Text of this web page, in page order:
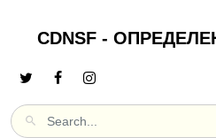
CDNSF -